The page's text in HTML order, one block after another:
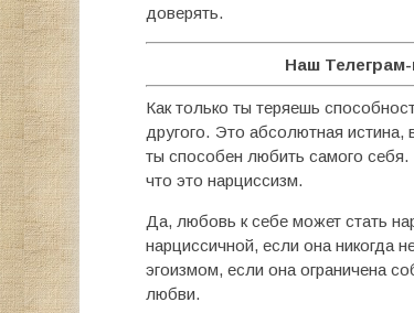
доверять.
Наш Телеграм-
Как только ты теряешь
другого. Это абсолютная
ты способен любить самого
что это нарциссизм.
Да, любовь к себе может стать
нарциссичной, если она никогда
эгоизмом, если она ограничена
любви.